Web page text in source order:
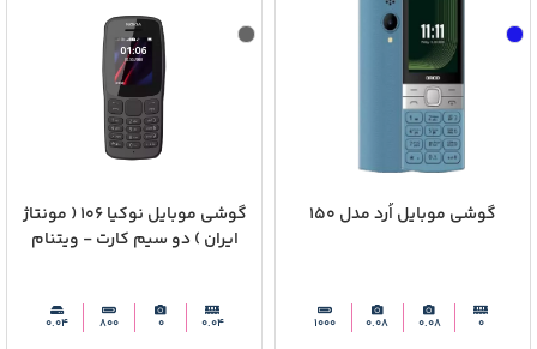
گوشی موبایل اُرد مدل 150
0
0.08
0.08
1000
گوشی موبایل نوکیا 106 ( مونتاژ
ایران ) دو سیم‌ کارت - ویتنام
0.04
0
800
0.04